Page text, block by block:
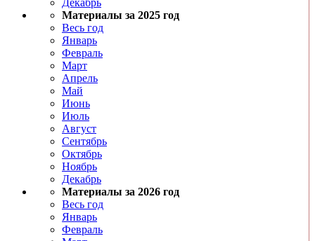
Декабрь
Материалы за 2025 год
Весь год
Январь
Февраль
Март
Апрель
Май
Июнь
Июль
Август
Сентябрь
Октябрь
Ноябрь
Декабрь
Материалы за 2026 год
Весь год
Январь
Февраль